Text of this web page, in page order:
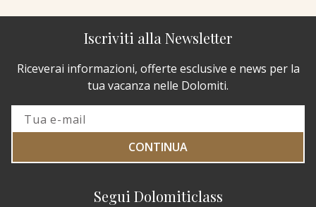
Segui Dolomiticlass
Iscriviti alla Newsletter
Riceverai informazioni, offerte esclusive e news per la
tua vacanza nelle Dolomiti.
CONTINUA